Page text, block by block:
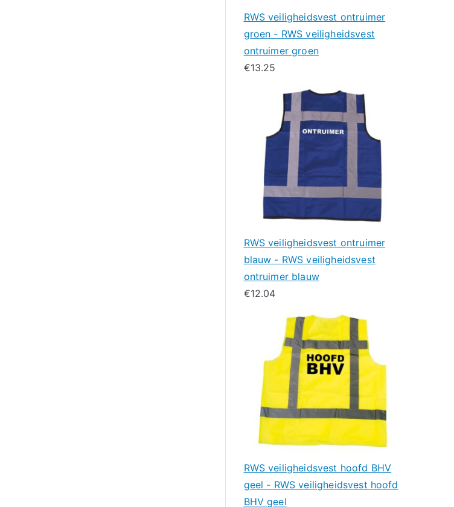
RWS veiligheidsvest ontruimer
groen - RWS veiligheidsvest
ontruimer groen
€13.25
RWS veiligheidsvest ontruimer
blauw - RWS veiligheidsvest
ontruimer blauw
€12.04
RWS veiligheidsvest hoofd BHV
geel - RWS veiligheidsvest hoofd
BHV geel